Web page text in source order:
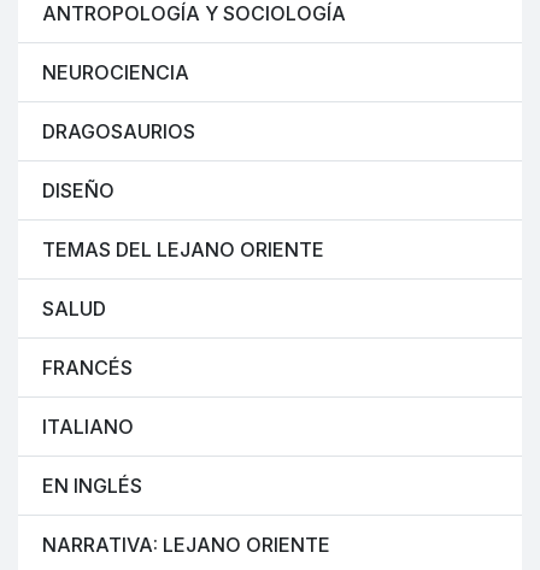
ANTROPOLOGÍA Y SOCIOLOGÍA
NEUROCIENCIA
DRAGOSAURIOS
DISEÑO
TEMAS DEL LEJANO ORIENTE
SALUD
FRANCÉS
ITALIANO
EN INGLÉS
NARRATIVA: LEJANO ORIENTE